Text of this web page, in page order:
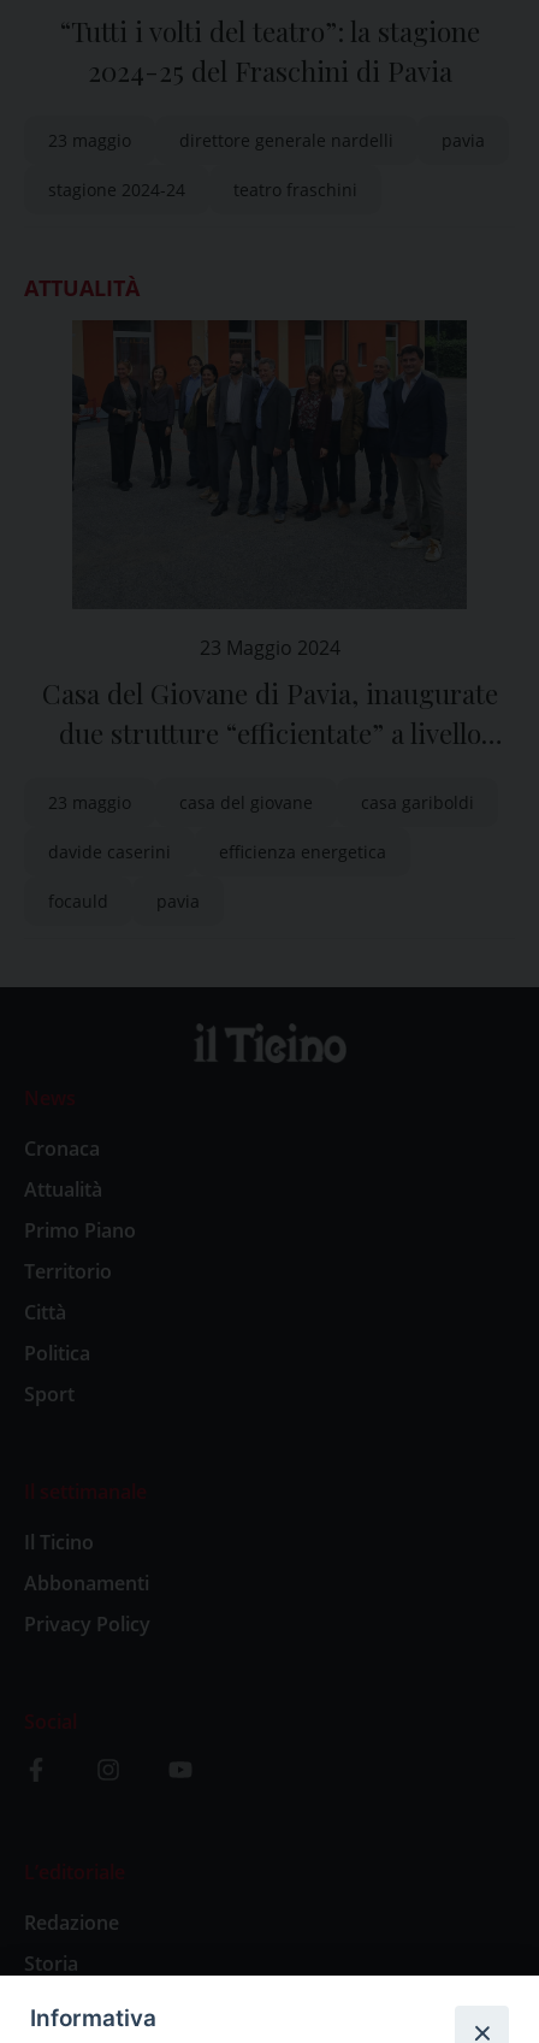
“Tutti i volti del teatro”: la stagione
2024-25 del Fraschini di Pavia
23 maggio direttore generale nardelli pavia
stagione 2024-24 teatro fraschini
ATTUALITÀ
23 Maggio 2024
Casa del Giovane di Pavia, inaugurate
due strutture “efficientate” a livello
23 maggio casa del giovane casa gariboldi
davide caserini efficienza energetica
focauld pavia
News
Cronaca
Attualità
Primo Piano
Territorio
Città
Politica
Sport
Il settimanale
Il Ticino
Abbonamenti
Privacy Policy
Social
L’editoriale
Redazione
Storia
Informativa